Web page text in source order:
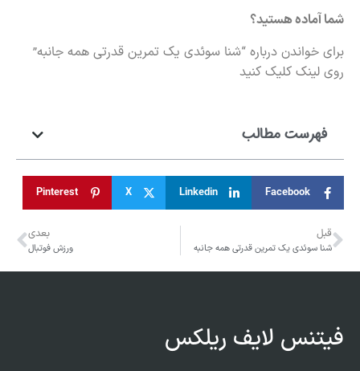
شما آماده هستید؟
برای خواندن درباره “شنا سوئدی یک تمرین قدرتی همه جانبه”
روی لینک کلیک کنید
فهرست مطالب
Facebook
Linkedin
X
Pinterest
قبل
شنا سوئدی یک تمرین قدرتی همه جانبه
بعدی
ورزش فوتبال
فیتنس لایف ریلکس